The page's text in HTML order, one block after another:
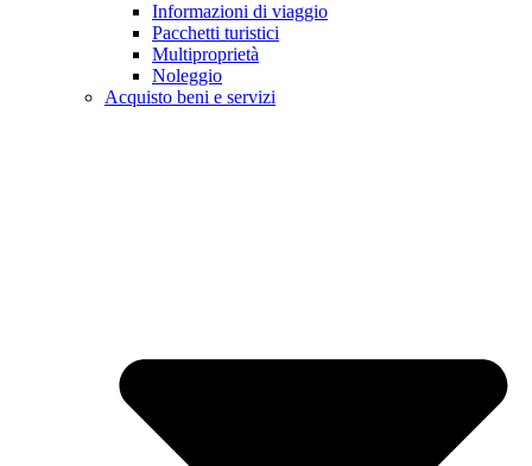
Informazioni di viaggio
Pacchetti turistici
Multiproprietà
Noleggio
Acquisto beni e servizi